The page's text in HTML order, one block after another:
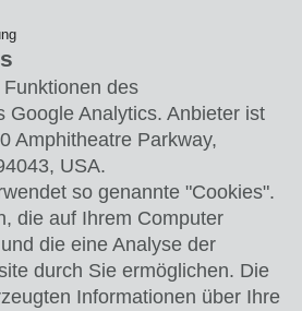
des
Google Analytics. Anbieter ist
Amphitheatre Parkway,
USA.
so genannte "Cookies".
die auf Ihrem Computer
die eine Analyse der
durch Sie ermöglichen. Die
Informationen über Ihre